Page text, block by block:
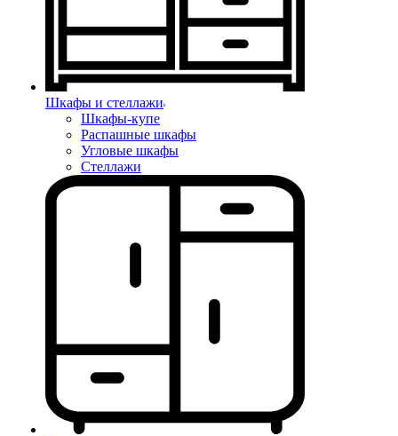
Шкафы и стеллажи
Шкафы-купе
Распашные шкафы
Угловые шкафы
Стеллажи